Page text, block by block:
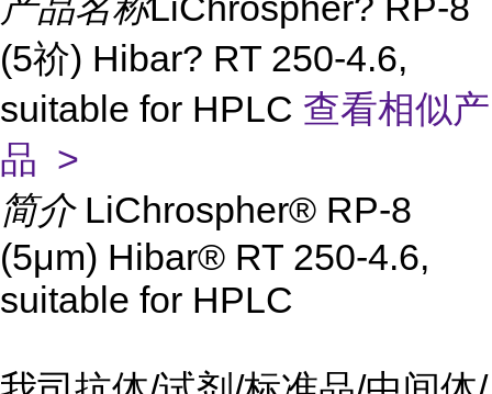
(5祄) Hibar? RT 250-4.6,
suitable for HPLC 查看相似产
品 >
简介 LiChrospher® RP-8
(5μm) Hibar® RT 250-4.6,
suitable for HPLC